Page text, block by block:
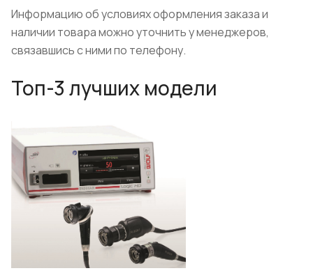
Информацию об условиях оформления заказа и
наличии товара можно уточнить у менеджеров,
связавшись с ними по телефону.
Топ-3 лучших модели